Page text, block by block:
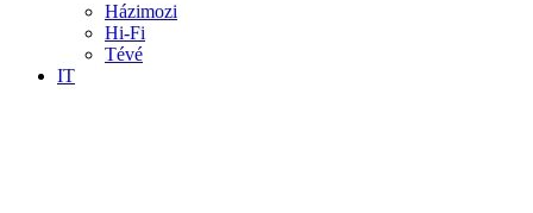
Házimozi
Hi-Fi
Tévé
IT